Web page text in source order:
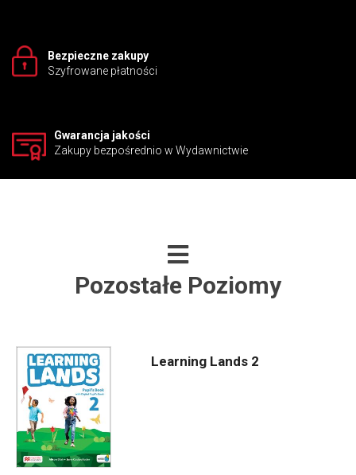
Bezpieczne zakupy
Szyfrowane płatności
Gwarancja jakości
Zakupy bezpośrednio w Wydawnictwie
Pozostałe Poziomy
Learning Lands 2